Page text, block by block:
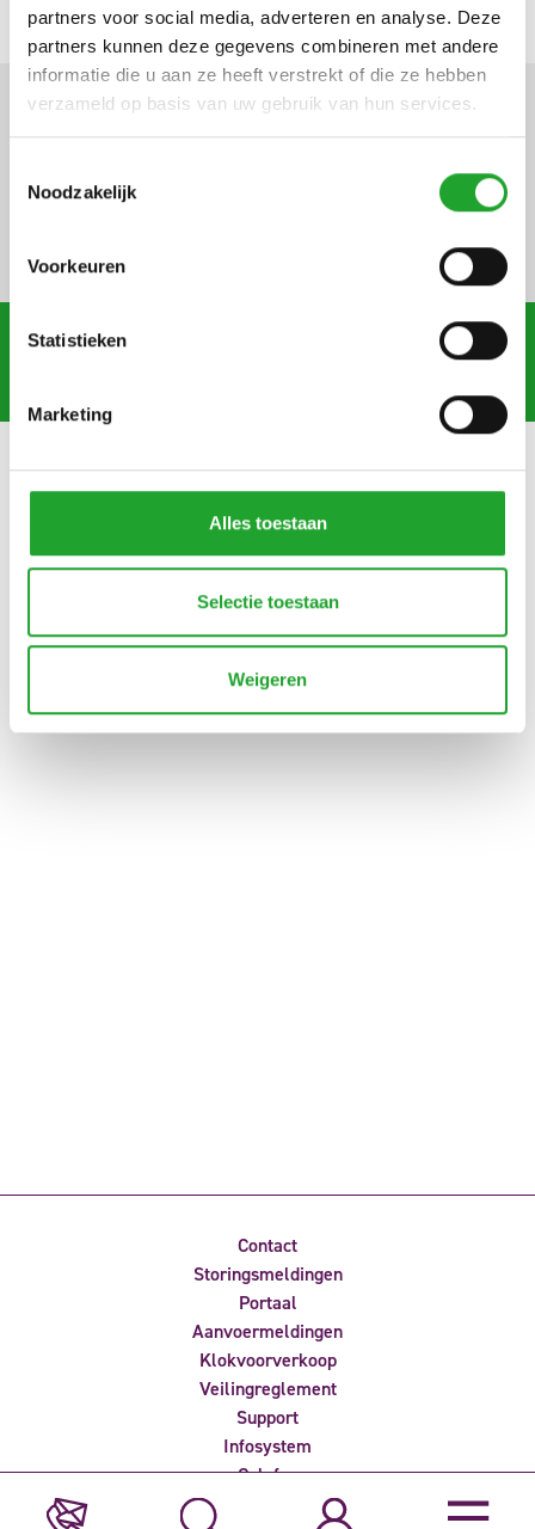
partners voor social media, adverteren en analyse. Deze
partners kunnen deze gegevens combineren met andere
informatie die u aan ze heeft verstrekt of die ze hebben
verzameld op basis van uw gebruik van hun services.
Noodzakelijk
Voorkeuren
Statistieken
Marketing
Alles toestaan
Selectie toestaan
Weigeren
Definitieve hoeveelheden
jaaraanvoermelding
Contact
Storingsmeldingen
Portaal
Aanvoermeldingen
Klokvoorverkoop
Veilingreglement
Support
Infosystem
Colofon
Privacyverklaring